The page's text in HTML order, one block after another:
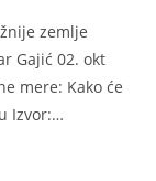
zemlje
Gajić 02. okt
mere: Kako će
Izvor:…